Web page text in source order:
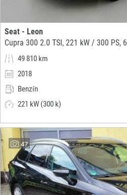
Seat - Leon
49 810 km
2018
Benzín
221 kW (300 k)
47